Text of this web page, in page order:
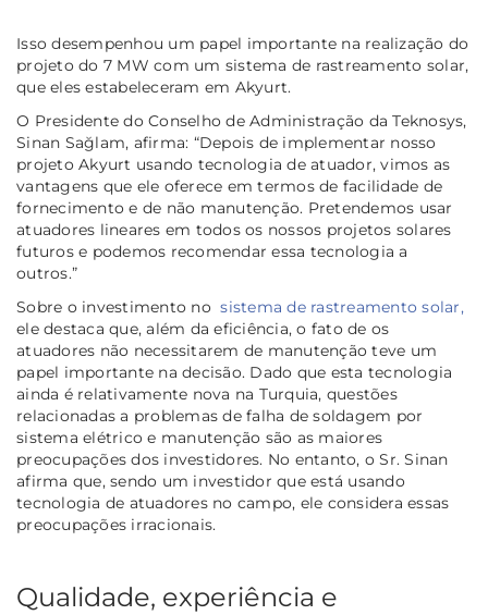
Isso desempenhou um papel importante na realização do
projeto do 7 MW com um sistema de rastreamento solar,
que eles estabeleceram em Akyurt.
O Presidente do Conselho de Administração da Teknosys,
Sinan Sağlam, afirma: “Depois de implementar nosso
projeto Akyurt usando tecnologia de atuador, vimos as
vantagens que ele oferece em termos de facilidade de
fornecimento e de não manutenção. Pretendemos usar
atuadores lineares em todos os nossos projetos solares
futuros e podemos recomendar essa tecnologia a
outros.”
Sobre o investimento nosistema de rastreamento solar,
ele destaca que, além da eficiência, o fato de os
atuadores não necessitarem de manutenção teve um
papel importante na decisão. Dado que esta tecnologia
ainda é relativamente nova na Turquia, questões
relacionadas a problemas de falha de soldagem por
sistema elétrico e manutenção são as maiores
preocupações dos investidores. No entanto, o Sr. Sinan
afirma que, sendo um investidor que está usando
tecnologia de atuadores no campo, ele considera essas
preocupações irracionais.
Qualidade, experiência e